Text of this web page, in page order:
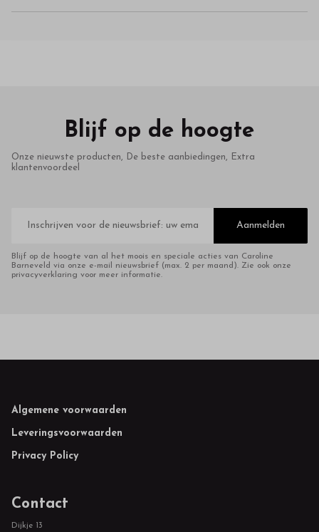
Blijf op de hoogte
Onze nieuwste producten, De beste aanbiedingen, Extra
klantenvoordeel
mailadres
Aanmelden
Blijf op de hoogte van al het moois en speciale acties van Caroline
Barneveld via onze e-mail nieuwsbrief (max. 2 per maand). Zie ook onze
privacyverklaring voor meer informatie.
Footer
Algemene voorwaarden
Leveringsvoorwaarden
Privacy Policy
Contact
Dijkje 13